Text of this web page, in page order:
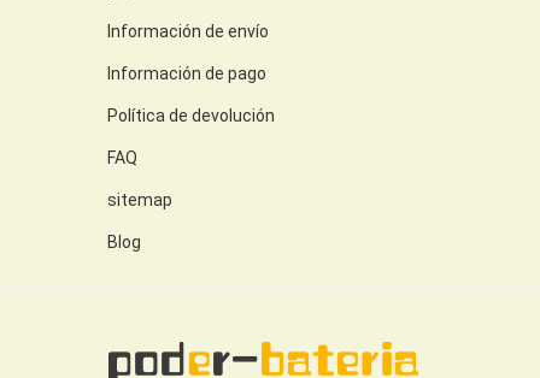
Información de envío
Información de pago
Política de devolución
FAQ
sitemap
Blog